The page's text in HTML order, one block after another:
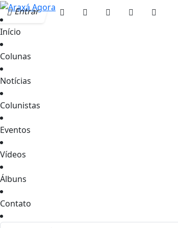
Entrar
Início
Colunas
Notícias
Colunistas
Eventos
Vídeos
Álbuns
Contato